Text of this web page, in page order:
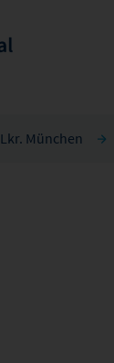
Lkr. München